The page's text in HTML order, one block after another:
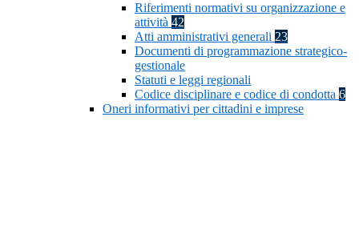
Riferimenti normativi su organizzazione e
attività 42
Atti amministrativi generali 23
Documenti di programmazione strategico-
gestionale
Statuti e leggi regionali
Codice disciplinare e codice di condotta 6
Oneri informativi per cittadini e imprese